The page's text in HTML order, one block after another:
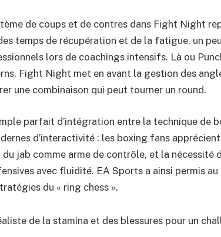
de coups et de contres dans Fight Night
temps de récupération et de la fatigue, un
lors de coachings intensifs. Là ou
Fight Night met en avant la gestion des
une combinaison qui peut tourner un round.
parfait d’intégration entre la technique de
d’interactivité : les boxing fans
jab comme arme de contrôle, et la nécessité
avec fluidité. EA Sports a ainsi permis
du « ring chess ».
de la stamina et des blessures pour un